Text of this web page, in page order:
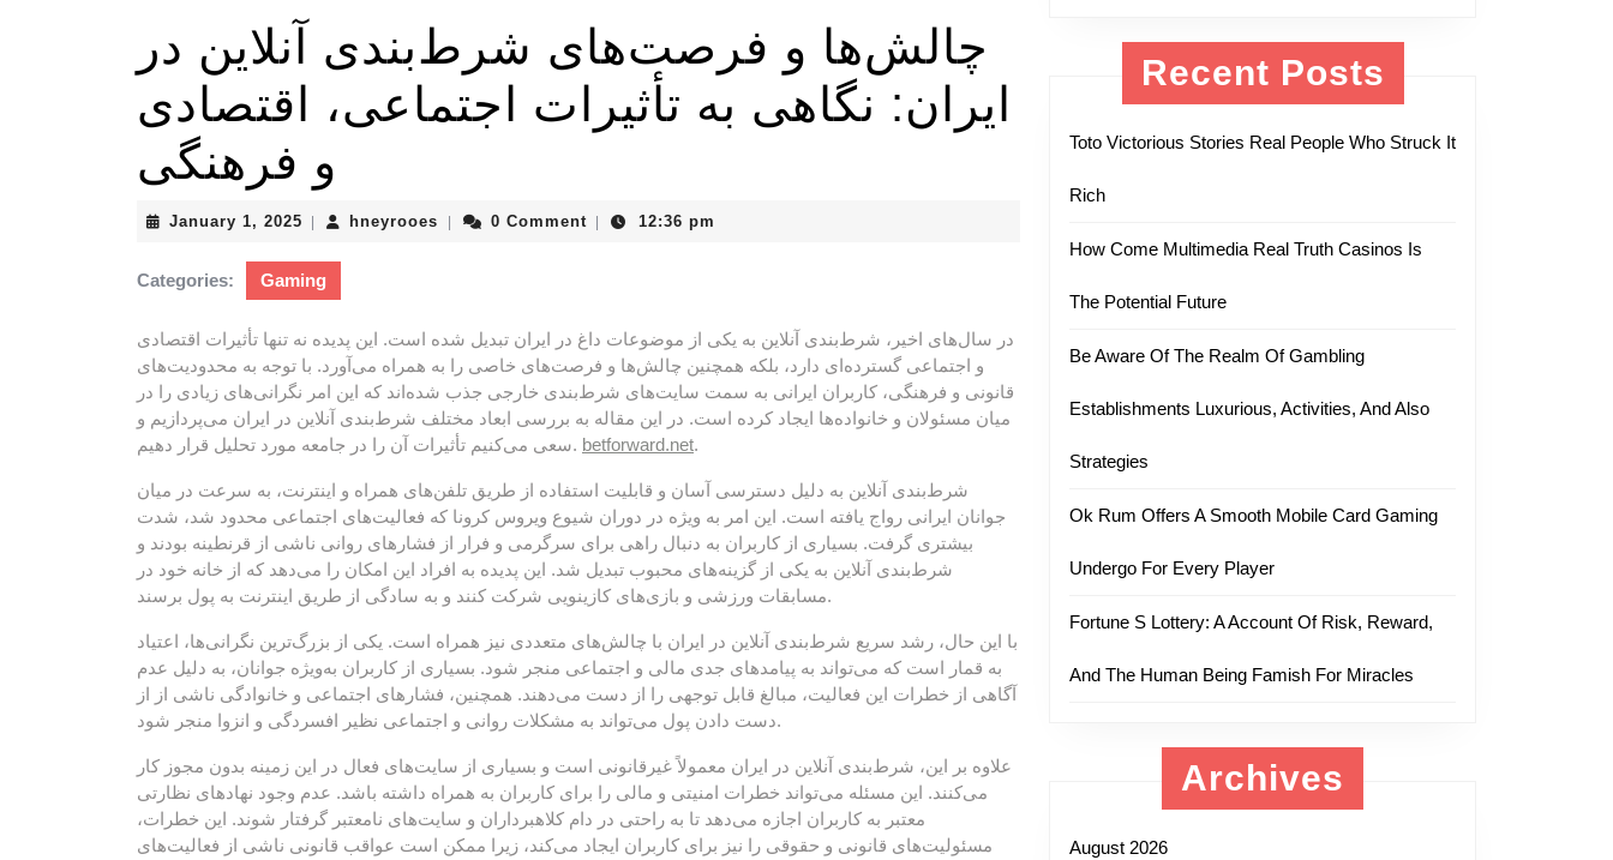
چالش‌ها و فرصت‌های شرط‌بندی آنلاین در
ایران: نگاهی به تأثیرات اجتماعی، اقتصادی
و فرهنگی
January 1, 2025 January
2025
hneyrooes hneyrooes0 Comment 12:36 pm
Categories: Gaming
در سال‌های اخیر، شرط‌بندی آنلاین به یکی از موضوعات داغ در ایران تبدیل شده است. این پدیده نه تنها تأثیرات اقتصادی
و اجتماعی گسترده‌ای دارد، بلکه همچنین چالش‌ها و فرصت‌های خاصی را به همراه می‌آورد. با توجه به محدودیت‌های
قانونی و فرهنگی، کاربران ایرانی به سمت سایت‌های شرط‌بندی خارجی جذب شده‌اند که این امر نگرانی‌های زیادی را در
میان مسئولان و خانواده‌ها ایجاد کرده است. در این مقاله به بررسی ابعاد مختلف شرط‌بندی آنلاین در ایران می‌پردازیم و
سعی می‌کنیم تأثیرات آن را در جامعه مورد تحلیل قرار دهیم. betforward.net.
شرط‌بندی آنلاین به دلیل دسترسی آسان و قابلیت استفاده از طریق تلفن‌های همراه و اینترنت، به سرعت در میان
جوانان ایرانی رواج یافته است. این امر به ویژه در دوران شیوع ویروس کرونا که فعالیت‌های اجتماعی محدود شد، شدت
بیشتری گرفت. بسیاری از کاربران به دنبال راهی برای سرگرمی و فرار از فشارهای روانی ناشی از قرنطینه بودند و
شرط‌بندی آنلاین به یکی از گزینه‌های محبوب تبدیل شد. این پدیده به افراد این امکان را می‌دهد که از خانه خود در
مسابقات ورزشی و بازی‌های کازینویی شرکت کنند و به سادگی از طریق اینترنت به پول برسند.
با این حال، رشد سریع شرط‌بندی آنلاین در ایران با چالش‌های متعددی نیز همراه است. یکی از بزرگ‌ترین نگرانی‌ها، اعتیاد
به قمار است که می‌تواند به پیامدهای جدی مالی و اجتماعی منجر شود. بسیاری از کاربران به‌ویژه جوانان، به دلیل عدم
آگاهی از خطرات این فعالیت، مبالغ قابل توجهی را از دست می‌دهند. همچنین، فشارهای اجتماعی و خانوادگی ناشی از از
دست دادن پول می‌تواند به مشکلات روانی و اجتماعی نظیر افسردگی و انزوا منجر شود.
علاوه بر این، شرط‌بندی آنلاین در ایران معمولاً غیرقانونی است و بسیاری از سایت‌های فعال در این زمینه بدون مجوز کار
می‌کنند. این مسئله می‌تواند خطرات امنیتی و مالی را برای کاربران به همراه داشته باشد. عدم وجود نهادهای نظارتی
معتبر به کاربران اجازه می‌دهد تا به راحتی در دام کلاهبرداران و سایت‌های نامعتبر گرفتار شوند. این خطرات،
مسئولیت‌های قانونی و حقوقی را نیز برای کاربران ایجاد می‌کند، زیرا ممکن است عواقب قانونی ناشی از فعالیت‌های
Recent Posts
Toto Victorious Stories Real People Who Struck It
Rich
How Come Multimedia Real Truth Casinos Is
The Potential Future
Be Aware Of The Realm Of Gambling
Establishments Luxurious, Activities, And Also
Strategies
Ok Rum Offers A Smooth Mobile Card Gaming
Undergo For Every Player
Fortune S Lottery: A Account Of Risk, Reward,
And The Human Being Famish For Miracles
Archives
August 2026